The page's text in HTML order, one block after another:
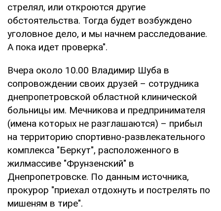
стрелял, или откроются другие
обстоятельства. Тогда будет возбуждено
уголовное дело, и мы начнем расследование.
А пока идет проверка".
Вчера около 10.00 Владимир Шуба в
сопровождении своих друзей – сотрудника
днепропетровской областной клинической
больницы им. Мечникова и предпринимателя
(имена которых не разглашаются) – прибыл
на территорию спортивно-развлекательного
комплекса "Беркут", расположенного в
жилмассиве "Фрунзенский" в
Днепропетровске. По данным источника,
прокурор "приехал отдохнуть и пострелять по
мишеням в тире".